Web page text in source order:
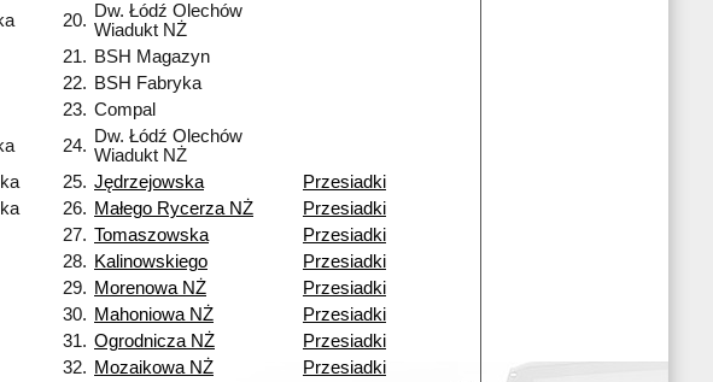
20. Dw. Łódź Olechów
Wiadukt NŻ
21. BSH Magazyn
22. BSH Fabryka
23. Compal
24. Dw. Łódź Olechów
Wiadukt NŻ
25. Jędrzejowska
Przesiadki
26. Małego Rycerza NŻ
Przesiadki
27. Tomaszowska
Przesiadki
28. Kalinowskiego
Przesiadki
29. Morenowa NŻ
Przesiadki
30. Mahoniowa NŻ
Przesiadki
31. Ogrodnicza NŻ
Przesiadki
32. Mozaikowa NŻ Przesiadki